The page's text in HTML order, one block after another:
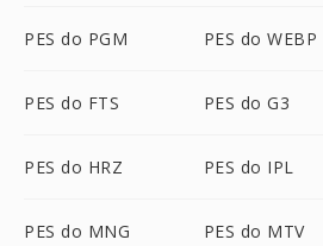
PES do PGM PES do WEBP
PES do FTS PES do G3
PES do HRZ PES do IPL
PES do MNG PES do MTV